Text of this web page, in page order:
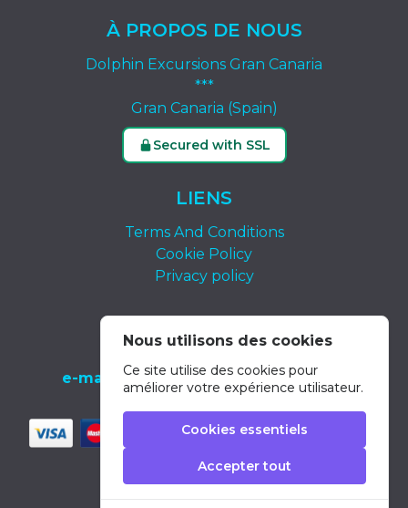
À PROPOS DE NOUS
Dolphin Excursions Gran Canaria
***
Gran Canaria (Spain)
Secured with SSL
LIENS
Terms And Conditions
Cookie Policy
Privacy policy
CONTACTEZ-NOUS
e-mail:
info@dolphin-excursions-gran-
canaria.com
Nous utilisons des cookies
Ce site utilise des cookies pour
améliorer votre expérience utilisateur.
Cookies essentiels
Accepter tout